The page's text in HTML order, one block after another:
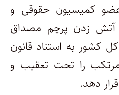
کمیسیون حقوقی و
زدن پرچم مصداق
کشور به استناد قانون
مرتکب را تحت تعقیب و
دهد.